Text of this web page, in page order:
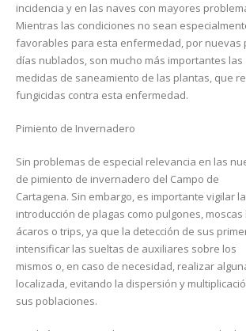
incidencia y en las naves con mayores
Mientras las condiciones no sean
favorables para esta enfermedad, por nuevas
días nublados, son mucho más importantes las
medidas de saneamiento de las plantas, que
fungicidas contra esta enfermedad.
Pimiento de Invernadero
Sin problemas de especial relevancia en las
de pimiento de invernadero del Campo de
Cartagena. Sin embargo, es importante vigilar
introducción de plagas como pulgones, moscas
ácaros o trips, ya que la detección de sus
intensificar las sueltas de auxiliares sobre los
mismos o, en caso de necesidad, realizar
localizada, evitando la dispersión y
sus poblaciones.